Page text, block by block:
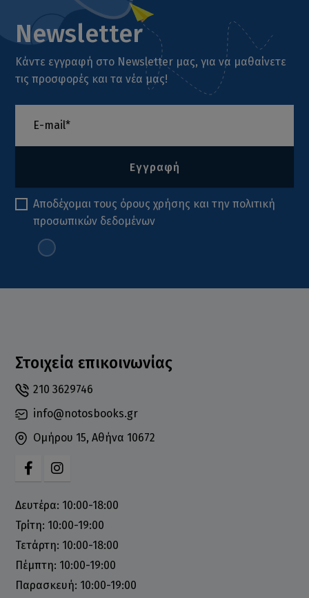
Newsletter
Κάντε εγγραφή στο Newsletter μας, για να μαθαίνετε
τις προσφορές και τα νέα μας!
Εγγραφή
Αποδέχομαι τους όρους χρήσης και τηνπολιτική
προσωπικών δεδομένων
Στοιχεία επικοινωνίας
210 3629746
info@notosbooks.gr
Ομήρου 15, Αθήνα 10672
Δευτέρα: 10:00-18:00
Τρίτη: 10:00-19:00
Τετάρτη: 10:00-18:00
Πέμπτη: 10:00-19:00
Παρασκευή: 10:00-19:00